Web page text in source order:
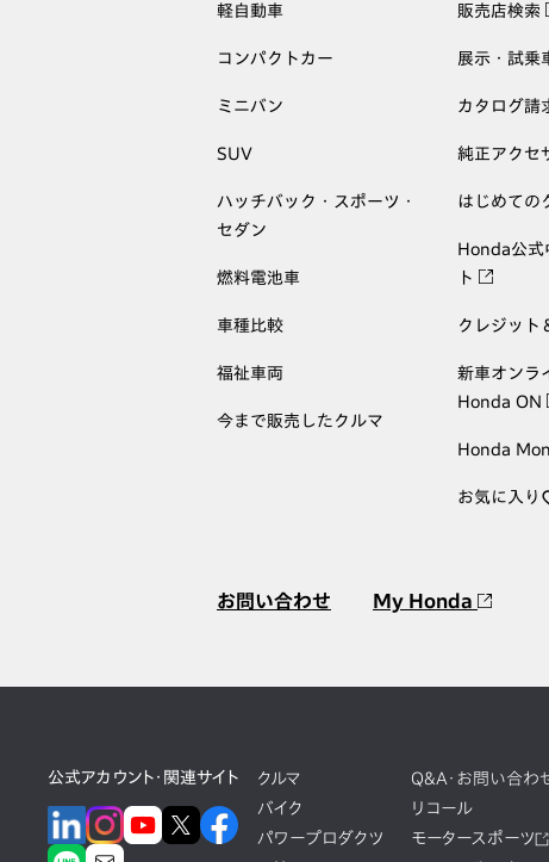
軽自動車
コンパクトカー
ミニバン
SUV
ハッチバック・スポーツ・
セダン
燃料電池車
車種比較
福祉車両
今まで販売したクルマ
販売店検索
展示・試乗
カタログ請
純正アクセ
はじめての
Honda公式
ト
クレジット
新車オンラ
Honda ON
Honda
お気に入り
お問い合わせ My Honda
公式アカウント・関連サイト
クルマ
バイク
パワープロダクツ
Q&A・お問い合わ
リコール
モータースポーツ